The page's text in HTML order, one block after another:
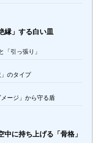
縁」する白い皿
「引っ張り」
のタイプ
ージ」から守る盾
に持ち上げる「骨格」